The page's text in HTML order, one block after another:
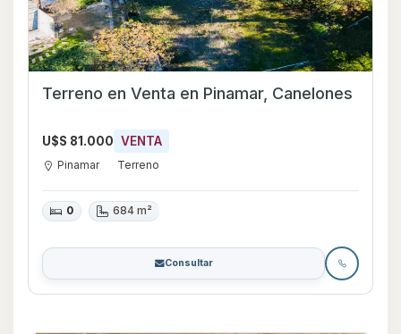
Terreno en Venta en Pinamar, Canelones
U$S 81.000 VENTA
Pinamar Terreno
0 684 m²
Consultar